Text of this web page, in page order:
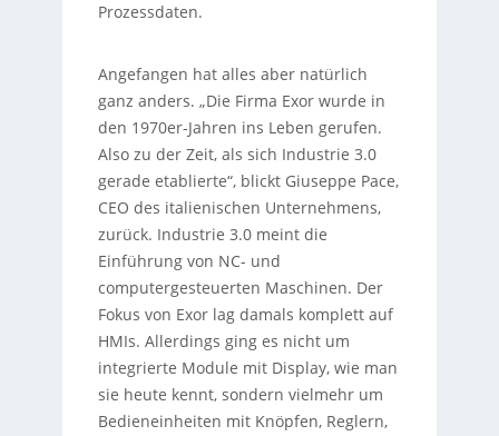
Prozessdaten.
Angefangen hat alles aber natürlich
ganz anders. „Die Firma Exor wurde in
den 1970er-Jahren ins Leben gerufen.
Also zu der Zeit, als sich Industrie 3.0
gerade etablierte“, blickt Giuseppe Pace,
CEO des italienischen Unternehmens,
zurück. Industrie 3.0 meint die
Einführung von NC- und
computergesteuerten Maschinen. Der
Fokus von Exor lag damals komplett auf
HMIs. Allerdings ging es nicht um
integrierte Module mit Display, wie man
sie heute kennt, sondern vielmehr um
Bedieneinheiten mit Knöpfen, Reglern,